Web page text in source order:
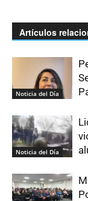
Artículos
Noticia del Día
Noticia del Día